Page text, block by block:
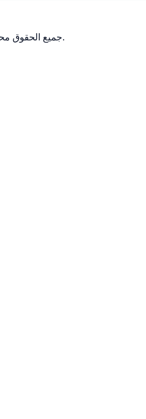
© 2026 Kalstein. جميع الحقوق محفوظة.